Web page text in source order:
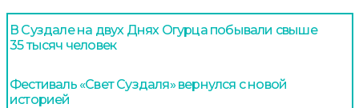
В Суздале на двух Днях Огурца побывали свыше
35 тысяч человек
Фестиваль «Свет Суздаля» вернулся с новой
историей